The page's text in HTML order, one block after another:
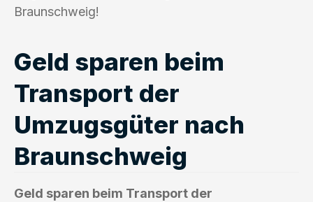
Braunschweig!
Geld sparen beim
Transport der
Umzugsgüter nach
Braunschweig
Geld sparen beim Transport der